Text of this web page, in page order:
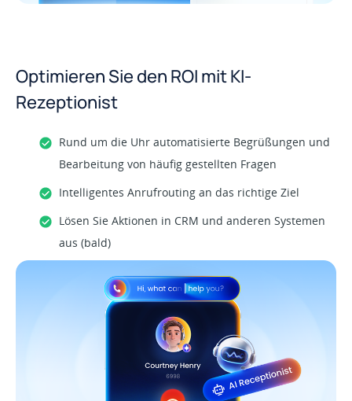
Optimieren Sie den ROI mit KI-
Rezeptionist
Rund um die Uhr automatisierte Begrüßungen und
Bearbeitung von häufig gestellten Fragen
Intelligentes Anrufrouting an das richtige Ziel
Lösen Sie Aktionen in CRM und anderen Systemen
aus (bald)